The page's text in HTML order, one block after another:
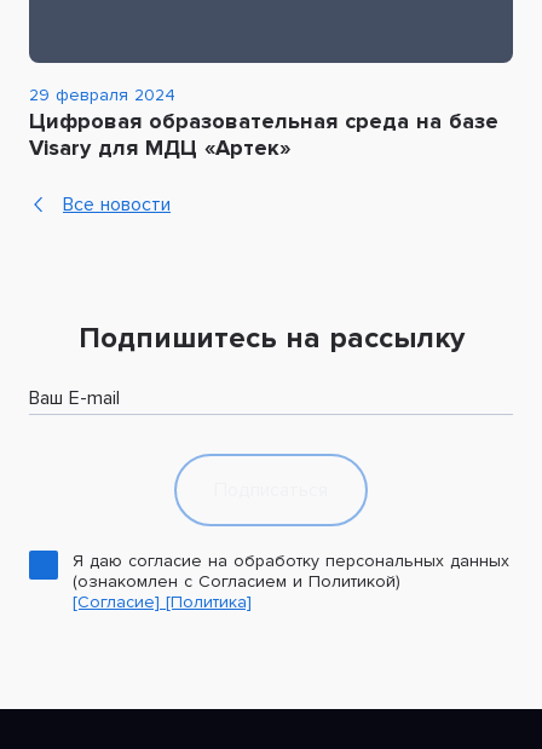
29 февраля 2024
Цифровая образовательная среда на базе
Visary для МДЦ «Артек»
Все новости
Подпишитесь на рассылку
Ваш E-mail
Я даю согласие на обработку персональных данных
(ознакомлен с Согласием и Политикой)
[Согласие] [Политика]